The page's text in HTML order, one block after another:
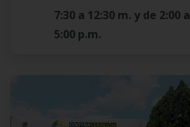
7:30 a 12:30 m. y de 2:00 a
5:00 p.m.